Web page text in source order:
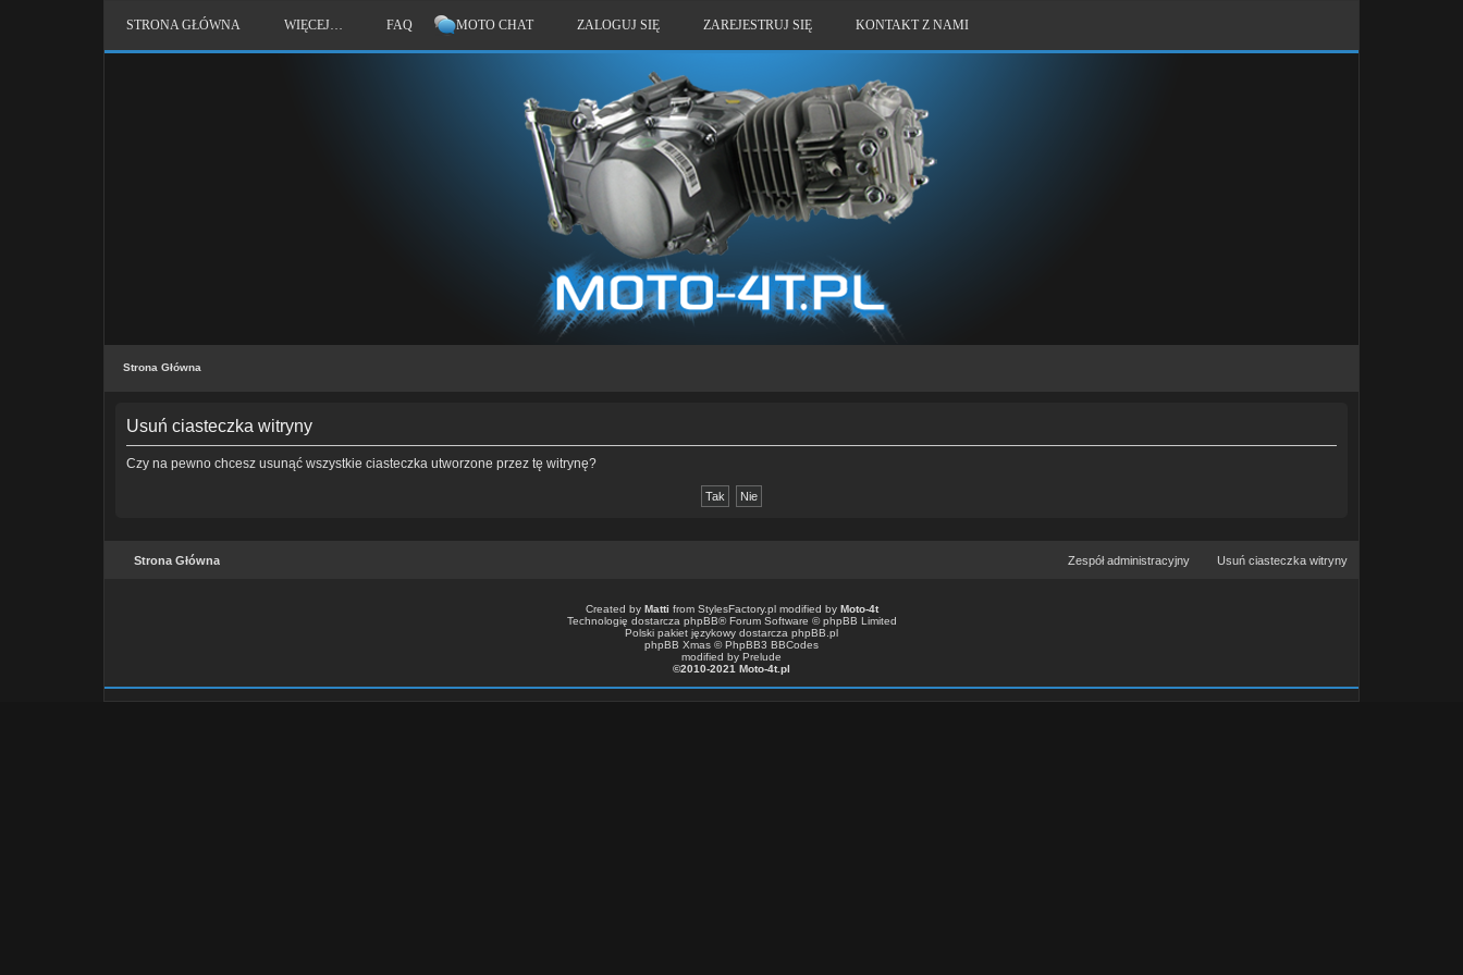
STRONA GŁÓWNA WIĘCEJ… FAQ MOTO CHAT ZALOGUJ SIĘ ZAREJESTRUJ SIĘ KONTAKT Z NAMI
Strona Główna
Usuń ciasteczka witryny
Czy na pewno chcesz usunąć wszystkie ciasteczka utworzone przez tę witrynę?
Strona Główna Usuń ciasteczka witryny
Zespół administracyjny
Created by Matti from StylesFactory.plmodified by Moto-4t
Technologię dostarcza phpBB® Forum Software © phpBB Limited
Polski pakiet językowy dostarcza phpBB.pl
phpBB Xmas ©PhpBB3 BBCodes
modified by Prelude
©2010-2021 Moto-4t.pl